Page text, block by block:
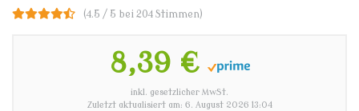
(4.5 / 5 bei 204 Stimmen)
8,39 €
inkl. gesetzlicher MwSt.
Zuletzt aktualisiert am: 6. August 2026 13:04